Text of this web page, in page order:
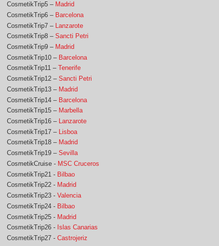
CosmetikTrip5 – Madrid
CosmetikTrip6 – Barcelona
CosmetikTrip7 – Lanzarote
CosmetikTrip8 –Sancti Petri
CosmetikTrip9 – Madrid
CosmetikTrip10 – Barcelona
CosmetikTrip11 –Tenerife
CosmetikTrip12 –Sancti Petri
CosmetikTrip13 – Madrid
CosmetikTrip14 – Barcelona
CosmetikTrip15 – Marbella
CosmetikTrip16 – Lanzarote
CosmetikTrip17 –
Lisboa
CosmetikTrip18 – Madrid
CosmetikTrip19 –Sevilla
CosmetikCruise - MSC Cruceros
CosmetikTrip21 - Bilbao
CosmetikTrip22 - Madrid
CosmetikTrip23 -Valencia
CosmetikTrip24 - Bilbao
CosmetikTrip25 - Madrid
CosmetikTrip26 - Islas Canarias
CosmetikTrip27 -Castrojeriz